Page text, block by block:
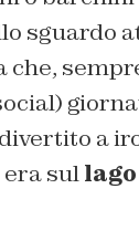
sguardo
che,
a
sul